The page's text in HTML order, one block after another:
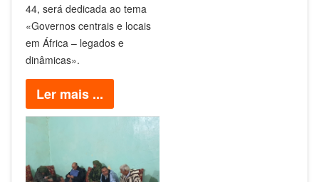
44, será dedicada ao tema
«Governos centrais e locais
em África – legados e
dinâmicas».
Ler mais ...